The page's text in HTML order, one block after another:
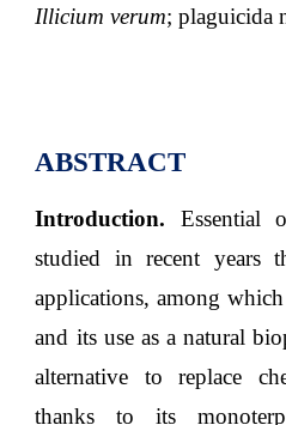
Illicium verum; plaguicida
ABSTRACT
Introduction. Essential
studied in recent years
applications, among
and its use as a natural
alternative to replace
thanks to its